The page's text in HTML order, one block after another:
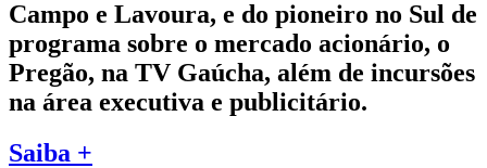
Campo e Lavoura, e do pioneiro no Sul de
programa sobre o mercado acionário, o
Pregão, na TV Gaúcha, além de incursões
na área executiva e publicitário.
Saiba +